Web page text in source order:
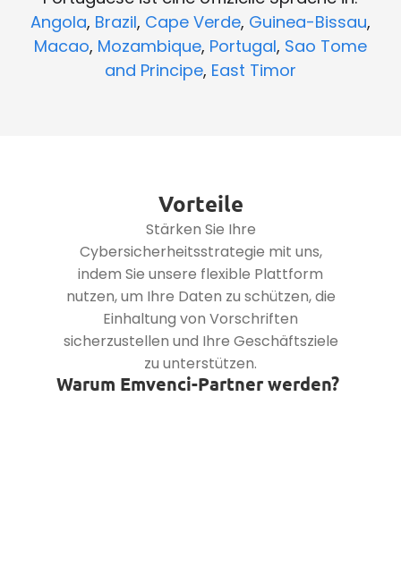
Angola, Brazil, Cape Verde, Guinea-Bissau,
Macao, Mozambique, Portugal, Sao Tome
and Principe, East Timor
Vorteile
Stärken Sie Ihre
Cybersicherheitsstrategie mit uns,
indem Sie unsere flexible Plattform
nutzen, um Ihre Daten zu schützen, die
Einhaltung von Vorschriften
sicherzustellen und Ihre Geschäftsziele
zu unterstützen.
Warum Emvenci-Partner werden?